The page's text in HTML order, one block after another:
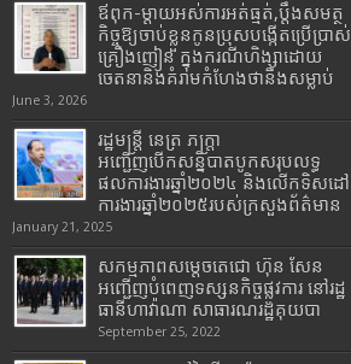
ឪពុក-ម្ដាយអស់ការអត់ធ្មត់,ប្ដឹងសមត្ថ
កិច្ចឱ្យចាប់ខ្លួនកូនប្រុសបង្កើតប្រើប្រាស់
គ្រឿងញៀន ក្នុងករណីហិង្សាដោយ
ចេតនានិងគំរាមកំហែងថានឹងសម្លាប់
June 3, 2026
រដ្ឋមន្រ្តី​ នេត្រ​ ភក្ត្រា​
អញ្ជើញបើកសន្និបាតបូកសរុបលទ្ធ
ផលការងារឆ្នាំ២០២៤ និងលើកទិសដៅ
ការងារឆ្នាំ២០២៥របស់​ក្រសួង​ព័ត៌មាន​
January 21, 2025
សកម្មភាពសម្តេចតេជោ ហ៊ុន សែន
អញ្ជើញបំពេញទស្សនកិច្ចផ្លូវការ នៅរដ្ឋ
ធានីហាវ៉ាណា សាធារណរដ្ឋគុយបា
September 25, 2022